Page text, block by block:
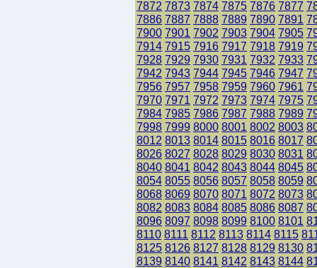
7872 7873 7874 7875 7876 7877
7886 7887 7888 7889 7890 7891
7900 7901 7902 7903 7904 7905
7914 7915 7916 7917 7918 7919
7928 7929 7930 7931 7932 7933
7942 7943 7944 7945 7946 7947
7956 7957 7958 7959 7960 7961
7970 7971 7972 7973 7974 7975
7984 7985 7986 7987 7988 7989
7998 7999 8000 8001 8002 8003
8012 8013 8014 8015 8016 8017
8026 8027 8028 8029 8030 8031
8040 8041 8042 8043 8044 8045
8054 8055 8056 8057 8058 8059
8068 8069 8070 8071 8072 8073
8082 8083 8084 8085 8086 8087
8096 8097 8098 8099 8100 8101
8110 8111 8112 8113 8114 8115
8125 8126 8127 8128 8129 8130
8139 8140 8141 8142 8143 8144